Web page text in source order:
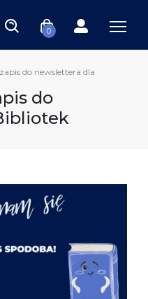
0
do newslettera dla
do